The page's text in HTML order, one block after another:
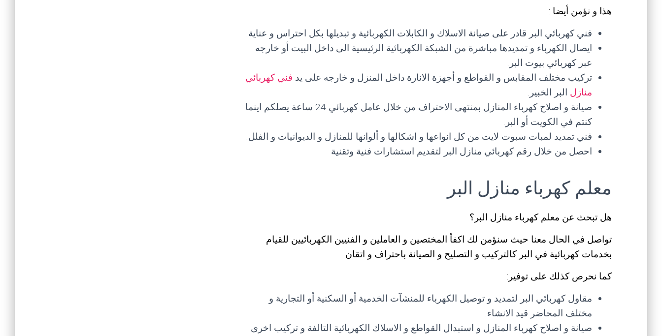
هذا و نؤمن أيضا :
فني كهربائي البر قادر على صيانة الاسلاك و الكابلات الكهربائية و تبديلها بكل احتراس و عناية.
ايصال الكهرباء و تمديدها مباشرة من الشبكة الكهربائية الرئيسية الى داخل البيت أو خارجه
عبر كهربائي بيوت البر.
تركيب مختلف المقابس و القواطع و أجهزة الانارة داخل المنزل و خارجه على يد فني كهربائي
منازل البر الخبير.
صيانة و اصلاح كهرباء المنازل بمنتهى الاحتراف من خلال عامل كهربائي 24 ساعة يصلكم اينما
كنتم في الكويت أو البر.
فني تمديد لمبات سبوت لايت من كل انواعها و اشكالها و ألوانها للمنازل و الديوانيات و الفلل.
احصل من خلال رقم كهربائي منازل البر لتقديم استشارات فنية وتقنية
معلم كهرباء منازل البر
هل تبحث عن معلم كهرباء منازل البر؟
تواصل في الحال معنا حيث سنؤمن لك اكفأ المختصين و العاملين و الفنيين الكهربائيين للقيام
بخدمات كهربائية في البر كالتركيب و التصليح و الصيانة باحتراف و اتقان.
كما نحرص كذلك على توفير:
مقاول كهربائي البر لتمديد و توصيل الكهرباء للمنشآت الخدمية أو السكنية أو التجارية و
مختلف المحاضر قيد الانشاء.
صيانة و اصلاح كهرباء المنازل و استبدال القواطع و الاسلاك الكهربائية التالفة و تركيب اخرى